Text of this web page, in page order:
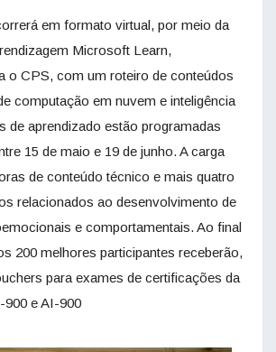
em formato virtual, por meio da
Microsoft Learn,
o CPS, com um roteiro de conteúdos
computação em nuvem e inteligência
de aprendizado estão programadas
15 de maio e 19 de junho. A carga
de conteúdo técnico e mais quatro
relacionados ao desenvolvimento de
e comportamentais. Ao final
200 melhores participantes receberão,
para exames de certificações da
e AI-900